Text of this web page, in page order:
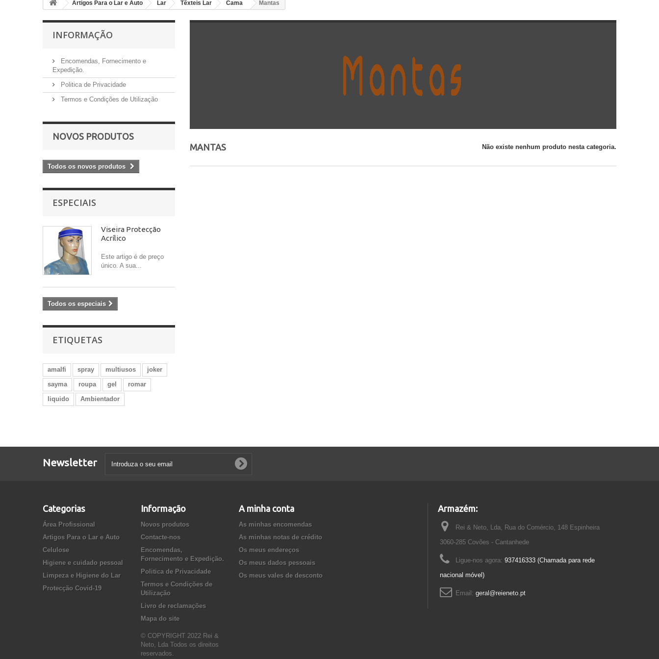
Artigos Para o Lar e Auto Lar Têxteis Lar Cama Mantas
INFORMAÇÃO
Encomendas, Fornecimento e
Expedição.
Politica de Privacidade
Termos e Condições de Utilização
NOVOS PRODUTOS
Todos os novos produtos
ESPECIAIS
Viseira Protecção
Acrílico
Este artigo é de preço
único. A sua...
Todos os especiais
ETIQUETAS
amalfi spray multiusos
joker
sayma
roupa gel
romar
liquido
Ambientador
MANTAS Não existe nenhum produto nesta categoria.
Newsletter
Categorias
Área Profissional
Artigos Para o Lar e Auto
Celulose
Higiene e cuidado pessoal
Limpeza e Higiene do Lar
Protecção Covid-19
Informação
Novos produtos
Contacte-nos
Encomendas,
Fornecimento e Expedição.
Politica de Privacidade
Termos e Condições de
Utilização
Livro de reclamações
Mapa do site
© COPYRIGHT 2022 Rei &
Neto, Lda Todos os direitos
reservados.
A minha conta
As minhas encomendas
As minhas notas de crédito
Os meus endereços
Os meus dados pessoais
Os meus vales de desconto
Armazém:
Rei & Neto, Lda, Rua do Comércio, 148 Espinheira
3060-285 Covões - Cantanhede
Ligue-nos agora: 937416333 (Chamada para rede
nacional móvel)
Email: geral@reieneto.pt